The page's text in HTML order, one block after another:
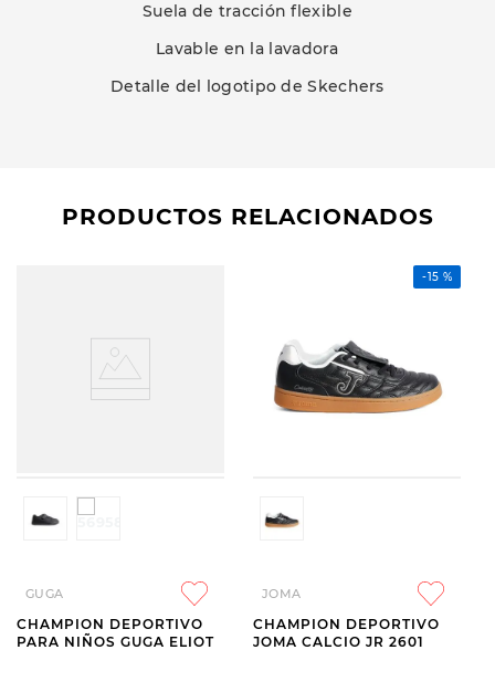
Suela de tracción flexible
Lavable en la lavadora
Detalle del logotipo de Skechers
PRODUCTOS RELACIONADOS
GUGA
CHAMPION DEPORTIVO
PARA NIÑOS GUGA ELIOT
-15 %
JOMA
CHAMPION DEPORTIVO
JOMA CALCIO JR 2601